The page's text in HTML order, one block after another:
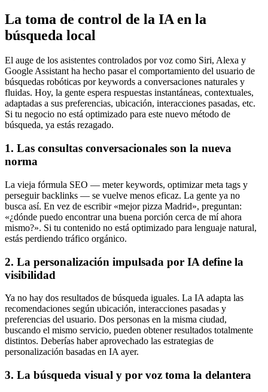
La toma de control de la IA en la
búsqueda local
El auge de los asistentes controlados por voz como Siri, Alexa y
Google Assistant ha hecho pasar el comportamiento del usuario de
búsquedas robóticas por keywords a conversaciones naturales y
fluidas. Hoy, la gente espera respuestas instantáneas, contextuales,
adaptadas a sus preferencias, ubicación, interacciones pasadas, etc.
Si tu negocio no está optimizado para este nuevo método de
búsqueda, ya estás rezagado.
1. Las consultas conversacionales son la nueva
norma
La vieja fórmula SEO — meter keywords, optimizar meta tags y
perseguir backlinks — se vuelve menos eficaz. La gente ya no
busca así. En vez de escribir «mejor pizza Madrid», preguntan:
«¿dónde puedo encontrar una buena porción cerca de mí ahora
mismo?». Si tu contenido no está optimizado para lenguaje natural,
estás perdiendo tráfico orgánico.
2. La personalización impulsada por IA define la
visibilidad
Ya no hay dos resultados de búsqueda iguales. La IA adapta las
recomendaciones según ubicación, interacciones pasadas y
preferencias del usuario. Dos personas en la misma ciudad,
buscando el mismo servicio, pueden obtener resultados totalmente
distintos. Deberías haber aprovechado las estrategias de
personalización basadas en IA ayer.
3. La búsqueda visual y por voz toma la delantera